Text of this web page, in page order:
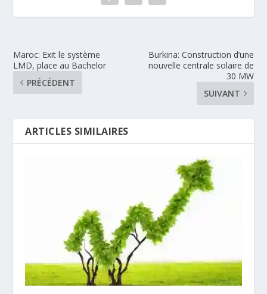
Maroc: Exit le système
LMD, place au Bachelor
PRÉCÉDENT
Burkina: Construction d’une
nouvelle centrale solaire de
30 MW
SUIVANT
ARTICLES SIMILAIRES